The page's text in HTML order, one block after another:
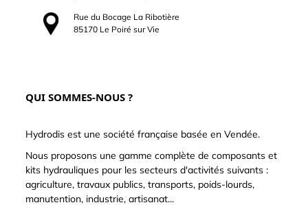
Rue du Bocage La Ribotière
85170 Le Poiré sur Vie
QUI SOMMES-NOUS ?
Hydrodis est une société française basée en Vendée.
Nous proposons une gamme complète de composants et
kits hydrauliques pour les secteurs d'activités suivants :
agriculture, travaux publics, transports, poids-lourds,
manutention, industrie, artisanat...